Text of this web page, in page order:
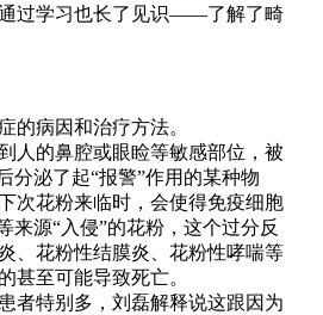
过学习也长了见识——了解了畸
的病因和治疗方法。
人的鼻腔或眼睑等敏感部位，被
分泌了起“报警”作用的某种物
次花粉来临时，会使得免疫细胞
来源“入侵”的花粉，这个过分反
、花粉性结膜炎、花粉性哮喘等
甚至可能导致死亡。
者特别多，刘磊解释说这跟因为